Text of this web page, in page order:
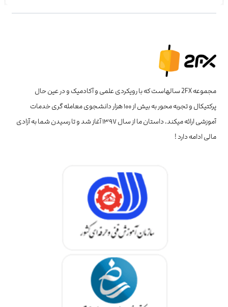
مجموعه 2FX سالهاست که با رویکردی علمی و آکادمیک و در عین حال
پرکتیکال و تجربه محور به بیش از ۱۰۰ هزار دانشجوی معامله گری خدمات
آموزشی ارائه میکند. داستان ما از سال ۱۳۹۷ آغاز شد و تا رسیدن شما به آزادی
مالی ادامه دارد !